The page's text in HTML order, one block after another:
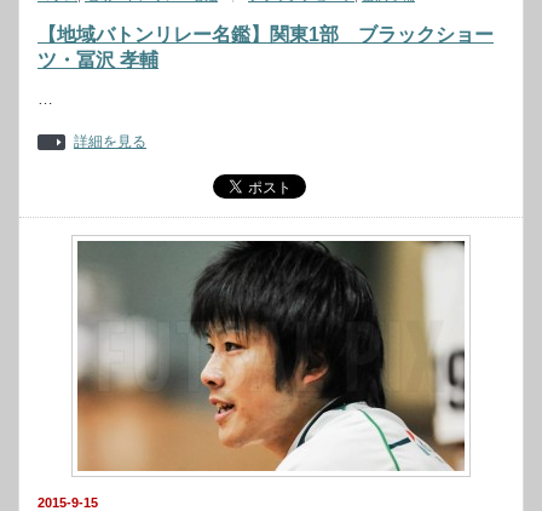
【地域バトンリレー名鑑】関東1部 ブラックショー
ツ・冨沢 孝輔
…
詳細を見る
2015-9-15